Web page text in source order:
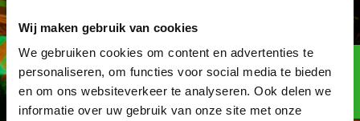
Wij maken gebruik van cookies
We gebruiken cookies om content en advertenties te
personaliseren, om functies voor social media te bieden
en om ons websiteverkeer te analyseren. Ook delen we
informatie over uw gebruik van onze site met onze
Adjudant Wiet
Elf-elf
over
96